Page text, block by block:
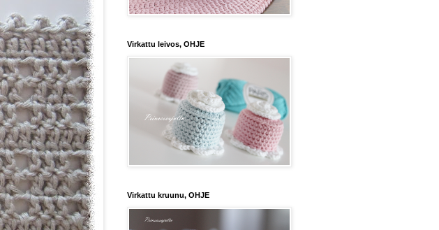
Virkattu leivos, OHJE
Virkattu kruunu, OHJE